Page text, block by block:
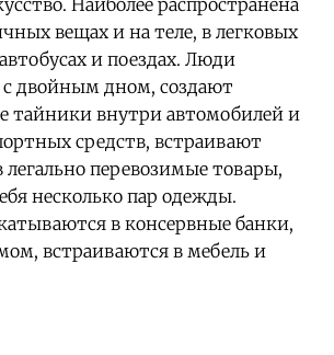
Наиболее распространена
вещах и на теле, в легковых
и поездах. Люди
двойным дном, создают
тайники внутри автомобилей и
средств, встраивают
легально перевозимые товары,
несколько пар одежды.
в консервные банки,
встраиваются в мебель и